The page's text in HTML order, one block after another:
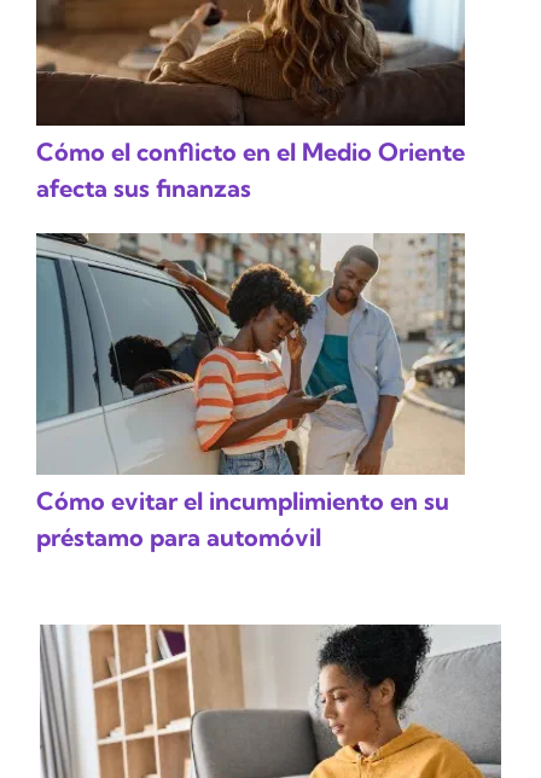
Cómo el conflicto en el Medio Oriente
afecta sus finanzas
Cómo evitar el incumplimiento en su
préstamo para automóvil